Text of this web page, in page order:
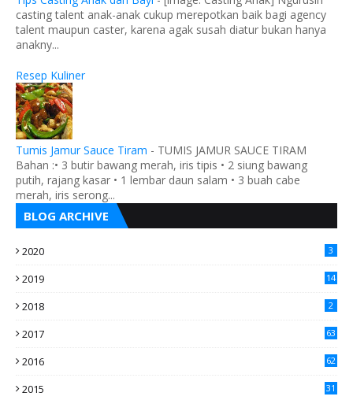
casting talent anak-anak cukup merepotkan baik bagi agency
talent maupun caster, karena agak susah diatur bukan hanya
anakny...
Resep Kuliner
Tumis Jamur Sauce Tiram - TUMIS JAMUR SAUCE TIRAM
Bahan :• 3 butir bawang merah, iris tipis • 2 siung bawang
putih, rajang kasar • 1 lembar daun salam • 3 buah cabe
merah, iris serong...
BLOG ARCHIVE
2020 3
2019 14
2018 2
2017 63
2016
62
2015
31